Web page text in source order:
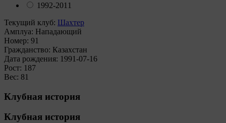
1992-2011
Текущий клуб: Шахтер
Амплуа: Нападающий
Номер: 91
Гражданство: Казахстан
Дата рождения: 1991-07-16
Рост: 187
Вес: 81
Клубная история
Клубная история